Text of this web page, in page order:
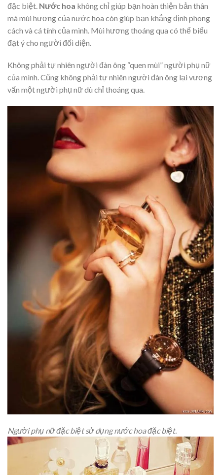
đặc biệt. Nước hoa không chỉ giúp bạn hoàn thiện bản thân
mà mùi hương của nước hoa còn giúp bạn khẳng định phong
cách và cá tính của mình. Mùi hương thoáng qua có thể biểu
đạt ý cho người đối diện.
Không phải tự nhiên người đàn ông “quen mùi” người phụ nữ
của mình. Cũng không phải tự nhiên người đàn ông lại vương
vấn một người phụ nữ dù chỉ thoáng qua.
Người phụ nữ đặc biệt sử dụng nước hoa đặc biệt.